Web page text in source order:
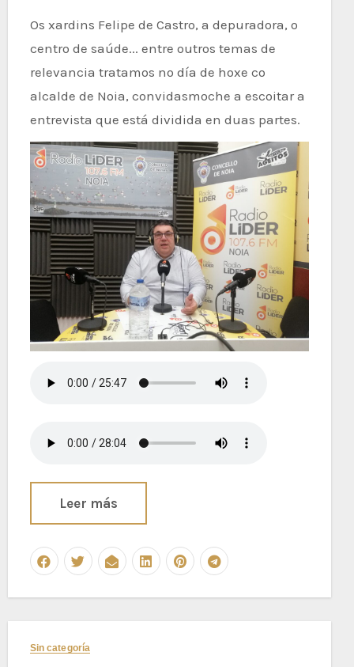
Os xardins Felipe de Castro, a depuradora, o
centro de saúde... entre outros temas de
relevancia tratamos no día de hoxe co
alcalde de Noia, convidasmoche a escoitar a
entrevista que está dividida en duas partes.
Leer más
Sin categoría